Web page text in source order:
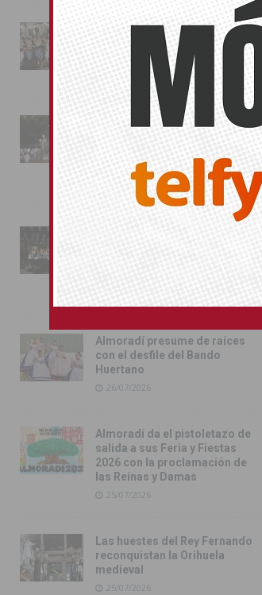
La magia de la Entrada Mora
conquista las calles de
Almoradí
01/08/2026
La fiesta se adueña de
Almoradí con la presentación
de los cargos festeros y la
toma del castillo
31/07/2026
Pilar de la Horadada
conmemora con emoción el
40º aniversario de su
independencia como municipio
31/07/2026
Almoradí presume de raíces
con el desfile del Bando
Huertano
26/07/2026
Almoradí da el pistoletazo de
salida a sus Feria y Fiestas
2026 con la proclamación de
las Reinas y Damas
25/07/2026
Las huestes del Rey Fernando
reconquistan la Orihuela
medieval
25/07/2026